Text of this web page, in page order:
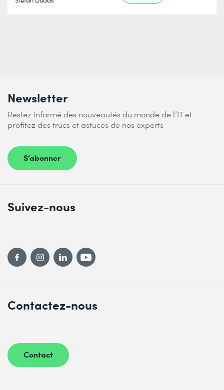
Newsletter
Restez informé des nouveautés du monde de l’IT et
profitez des trucs et astuces de nos experts
S’abonner
Contactez-nous
Contact
Suivez-nous